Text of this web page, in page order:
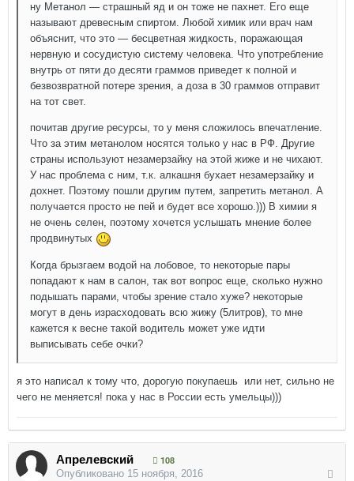
ну Метанол — страшный яд и он тоже не пахнет. Его еще
называют древесным спиртом. Любой химик или врач нам
объяснит, что это — бесцветная жидкость, поражающая
нервную и сосудистую систему человека. Что употребление
внутрь от пяти до десяти граммов приведет к полной и
безвозвратной потере зрения, а доза в 30 граммов отправит
на тот свет.
почитав другие ресурсы, то у меня сложилось впечатление.
Что за этим метанолом носятся только у нас в РФ. Другие
страны используют незамерзайку на этой жиже и не чихают.
У нас проблема с ним, т.к. алкашня бухает незамерзайку и
дохнет. Поэтому пошли другим путем, запретить метанол. А
получается просто не пей и будет все хорошо.))) В химии я
не очень селен, поэтому хочется услышать мнение более
продвинутых
Когда брызгаем водой на лобовое, то некоторые пары
попадают к нам в салон, так вот вопрос еще, сколько нужно
подышать парами, чтобы зрение стало хуже? некоторые
могут в день израсходовать всю жижу (5литров), то мне
кажется к весне такой водитель может уже идти
выписывать себе очки?
я это написал к тому что, дорогую покупаешь или нет, сильно не
чего не меняется! пока у нас в России есть умельцы)))
Апрелевский
108
Опубликовано 15 ноября, 2016